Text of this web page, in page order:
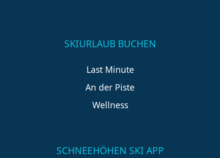
SKIURLAUB BUCHEN
Last Minute
An der Piste
Wellness
SCHNEEHÖHEN SKI APP